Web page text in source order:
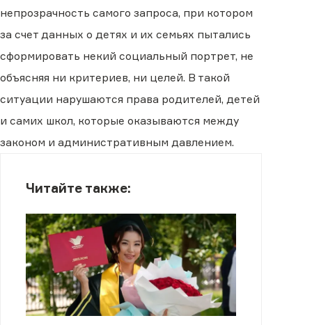
непрозрачность самого запроса, при котором
за счет данных о детях и их семьях пытались
сформировать некий социальный портрет, не
объясняя ни критериев, ни целей. В такой
ситуации нарушаются права родителей, детей
и самих школ, которые оказываются между
законом и административным давлением.
Читайте также: